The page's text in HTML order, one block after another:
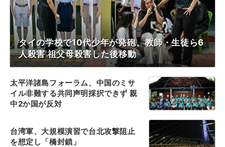
タイの学校で10代少年が発砲、教師・生徒ら6
人殺害 祖父母殺害した後移動
太平洋諸島フォーラム、中国のミサ
イル非難する共同声明採択できず 親
中2か国が反対
台湾軍、大規模演習で台北攻撃阻止
を想定し「橋封鎖」